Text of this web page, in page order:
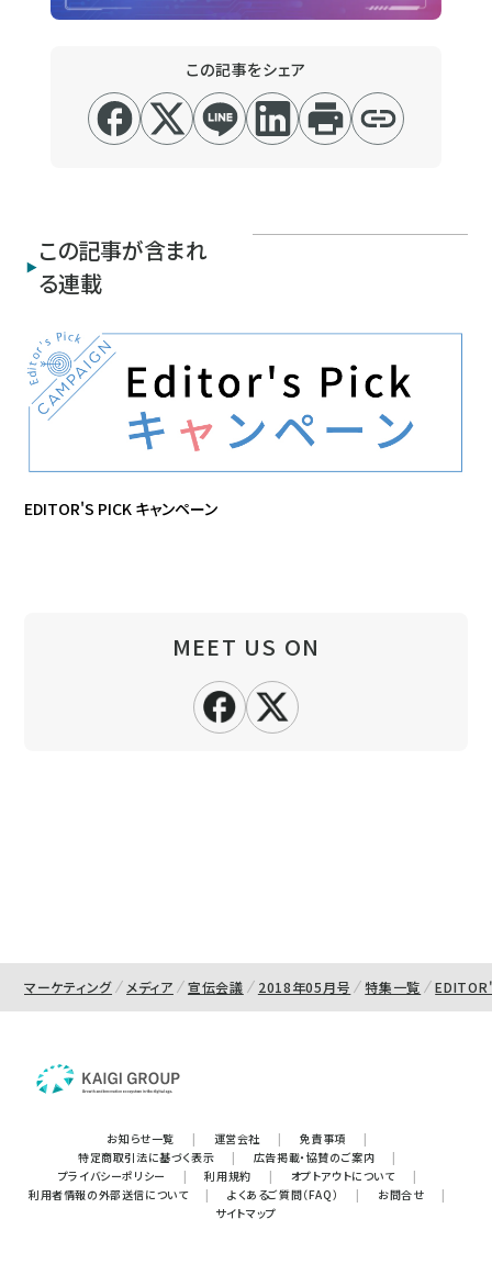
この記事をシェア
この記事が含まれ
る連載
EDITOR'S PICK キャンペーン
MEET US ON
マーケティング メディア 宣伝会議 2018年05月号 特集一覧
お知らせ一覧 | 運営会社 | 免責事項
|
特定商取引法に基づく表示
| 広告掲載・協賛のご案内
|
プライバシーポリシー
| 利用規約 | オプトアウトについて
|
利用者情報の外部送信について
| よくあるご質問（FAQ） | お問合せ
|
サイトマップ